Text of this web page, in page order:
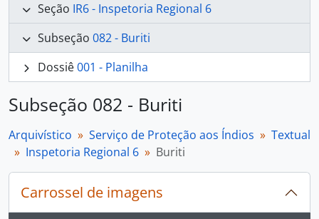
Seção IR6 - Inspetoria Regional 6
Subseção 082 - Buriti
Dossiê001 - Planilha
Subseção 082 - Buriti
Arquivístico Serviço de Proteção aos Índios
Textual
Inspetoria Regional 6
Buriti
Carrossel de imagens